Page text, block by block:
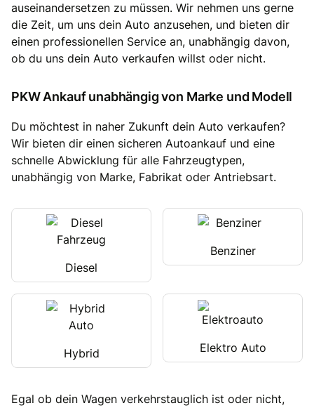
auseinandersetzen zu müssen. Wir nehmen uns gerne
die Zeit, um uns dein Auto anzusehen, und bieten dir
einen professionellen Service an, unabhängig davon,
ob du uns dein Auto verkaufen willst oder nicht.
PKW Ankauf unabhängig von Marke und Modell
Du möchtest in naher Zukunft dein Auto verkaufen?
Wir bieten dir einen sicheren Autoankauf und eine
schnelle Abwicklung für alle Fahrzeugtypen,
unabhängig von Marke, Fabrikat oder Antriebsart.
Diesel
Benziner
Hybrid Elektro Auto
Egal ob dein Wagen verkehrstauglich ist oder nicht,